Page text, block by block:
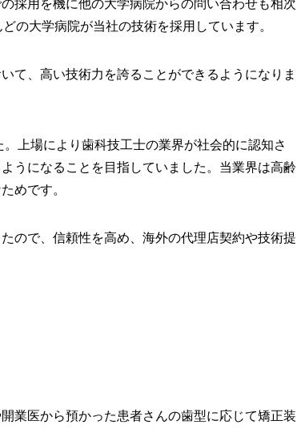
採用を機に他の大学病院からの問い合わせも相次
の大学病院が当社の技術を採用しています。
て、高い技術力を誇ることができるようになりま
上場により歯科技工士の業界が社会的に認知さ
うになることを目指していました。当業界は高齢
めです。
ので、信頼性を高め、海外の代理店契約や技術提
業医から預かった患者さんの歯型に応じて矯正装